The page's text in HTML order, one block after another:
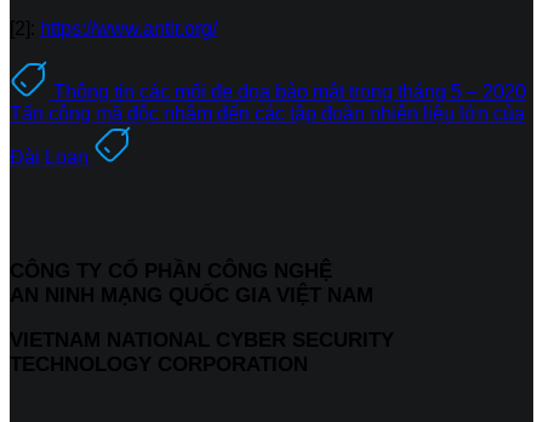
[2]: https://www.antlr.org/
Thông tin các mối đe dọa bảo mật trong tháng 5 – 2020
Tấn công mã độc nhắm đến các tập đoàn nhiên liệu lớn của
Đài Loan
CÔNG TY CỔ PHẦN CÔNG NGHỆ
AN NINH MẠNG QUỐC GIA VIỆT NAM
VIETNAM NATIONAL CYBER SECURITY
TECHNOLOGY CORPORATION